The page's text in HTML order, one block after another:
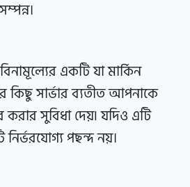
একটি যা মার্কিন
কিছু সার্ভার ব্যতীত আপনাকে
করার সুবিধা দেয়৷ যদিও এটি
নির্ভরযোগ্য পছন্দ নয়।